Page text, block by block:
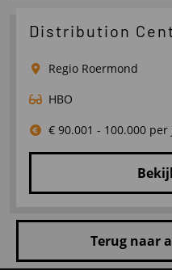
over
Manager
Distribution
Regio Roermond
HBO
€ 90.001 - 100.000 per
meer
Distribution
Terug naar